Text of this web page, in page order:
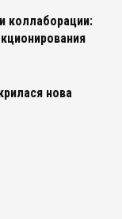
коллаборации:
нова